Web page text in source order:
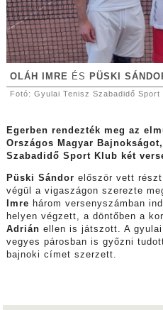
OLÁH IMRE ÉS PÜSKI
Fotó: Gyulai Tenisz Szabadidő Sport
Egerben rendezték meg az
Országos Magyar
Szabadidő Sport Klub két
Püski Sándor először vett részt
végül a vigaszágon szerezte
Imre három versenyszámban
helyen végzett, a döntőben a
Adrián ellen is játszott. A
vegyes párosban is győzni
bajnoki címet szerzett.